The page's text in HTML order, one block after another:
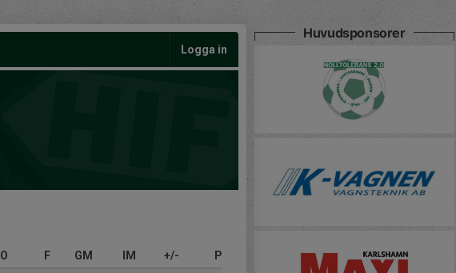
Logga in
O F GM IM +/- P
Huvudsponsorer